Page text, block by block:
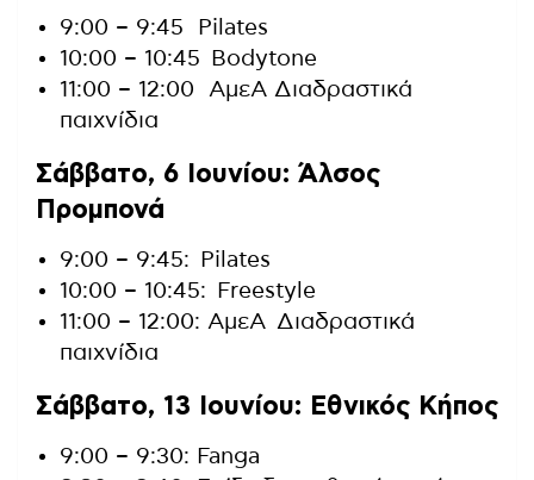
9:00 – 9:45 Pilates
10:00 – 10:45 Bodytone
11:00 – 12:00 ΑμεΑ Διαδραστικά
παιχνίδια
Σάββατο, 6 Ιουνίου: Άλσος
Προμπονά
9:00 – 9:45: Pilates
10:00 – 10:45: Freestyle
11:00 – 12:00: ΑμεΑ Διαδραστικά
παιχνίδια
Σάββατο, 13 Ιουνίου: Εθνικός Κήπος
9:00 – 9:30: Fanga